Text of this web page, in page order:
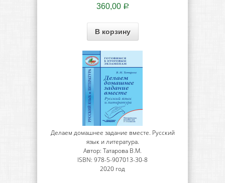
360,00 Р
В корзину
Делаем домашнее задание вместе. Русский
язык и литература.
Автор: Татарова В.М.
ISBN: 978-5-907013-30-8
2020 год